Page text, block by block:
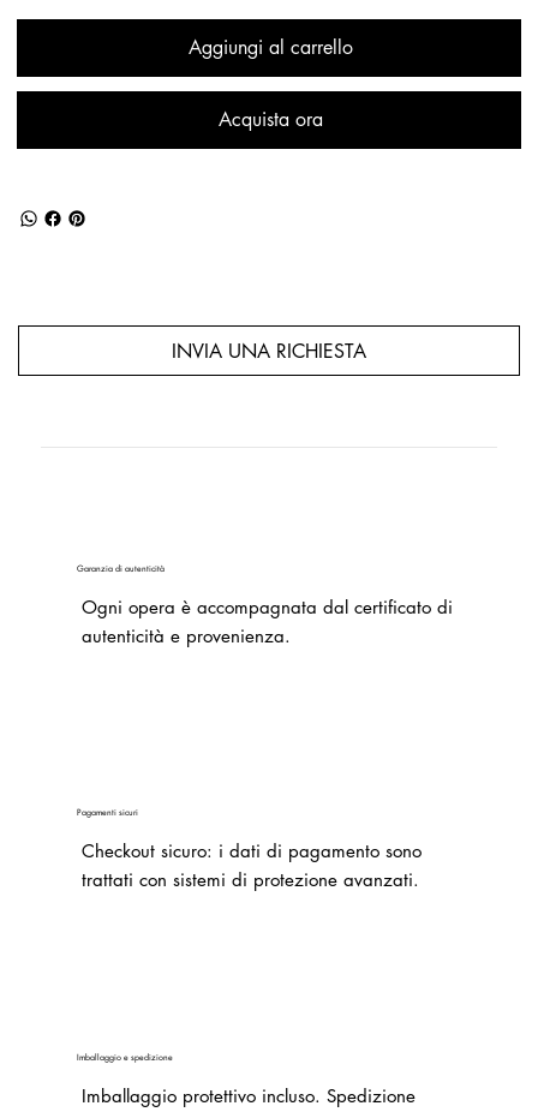
Aggiungi al carrello
Acquista ora
INVIA UNA RICHIESTA
Garanzia di autenticità
Ogni opera è accompagnata dal certificato di
autenticità e provenienza.
Pagamenti sicuri
Checkout sicuro: i dati di pagamento sono
trattati con sistemi di protezione avanzati.
Imballaggio e spedizione
Imballaggio protettivo incluso. Spedizione